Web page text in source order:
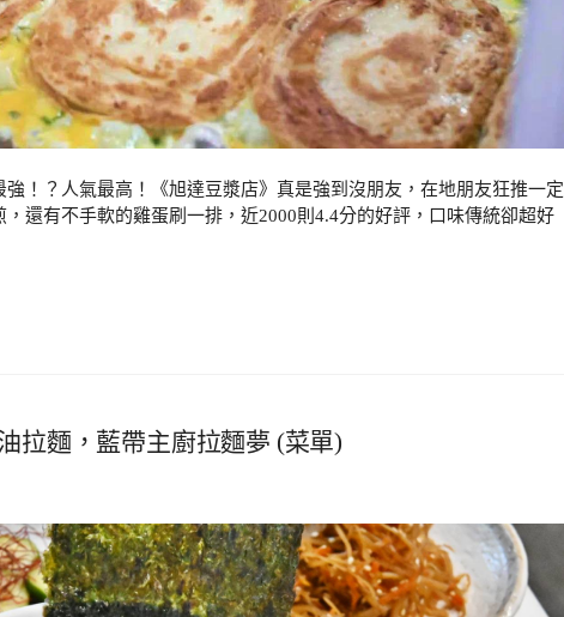
！？人氣最高！《旭達豆漿店》真是強到沒朋友，在地朋友狂推一定
還有不手軟的雞蛋刷一排，近2000則4.4分的好評，口味傳統卻超好
拉麵，藍帶主廚拉麵夢 (菜單)